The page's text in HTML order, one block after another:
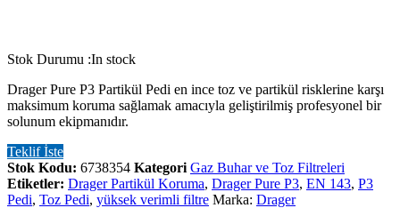
Stok Durumu :In stock
Drager Pure P3 Partikül Pedi en ince toz ve partikül risklerine karşı
maksimum koruma sağlamak amacıyla geliştirilmiş profesyonel bir
solunum ekipmanıdır.
Teklif İste
Stok Kodu: 6738354 Kategori Gaz Buhar ve Toz Filtreleri
Etiketler: Drager Partikül Koruma, Drager Pure P3, EN 143, P3
Pedi, Toz Pedi, yüksek verimli filtre Marka: Drager